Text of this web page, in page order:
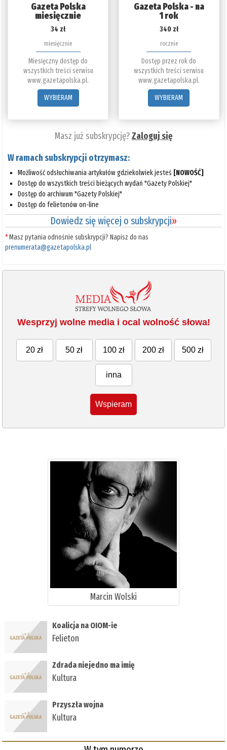
Gazeta Polska
miesięcznie
34 zł
miesięcznie
Miesięczny dostęp do
wszystkich treści serwisu
www.gazetapolska.pl.
WYBIERAM
Gazeta Polska - na
1 rok
340 zł
rocznie
Dostęp przez rok do
wszystkich treści serwisu
www.gazetapolska.pl.
WYBIERAM
Masz już subskrypcję?Zaloguj się
W ramach subskrypcji otrzymasz:
Możliwość odsłuchiwania artykułów gdziekolwiek jesteś [NOWOŚĆ]
Dostęp do wszystkich treści bieżących wydań "Gazety Polskiej"
Dostęp do archiwum "Gazety Polskiej"
Dostęp do felietonów on-line
Dowiedz się więcej o subskrypcji»
*Masz pytania odnośnie subskrypcji? Napisz do nas
prenumerata@gazetapolska.pl
Wesprzyj wolne media i ocal wolność słowa!
20 zł 50 zł 100 zł 200 zł 500 zł
inna
Wspieram
Marcin Wolski
Koalicja na OIOM-ie
Felieton
Zdrada niejedno ma imię
Kultura
Przyszła wojna
Kultura